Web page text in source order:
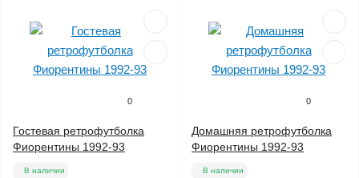
0
Гостевая ретрофутболка
Фиорентины 1992-93
В наличии
0
Домашняя ретрофутболка
Фиорентины 1992-93
В наличии